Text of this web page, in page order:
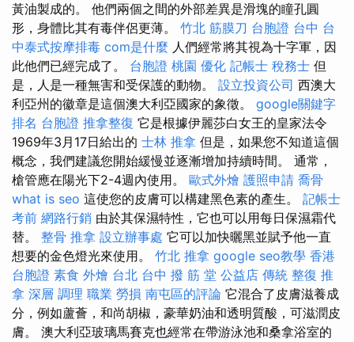
黃油製成的。 他們兩個之間的外部差異是滑塊的瞳孔圓
形，身體比其有毒伴侶更薄。 竹北 筋膜刀 台胞證 台中 台
中泰式按摩排毒 com是什麼 人們經常將其視為十字軍，因
此他們已經完成了。 台胞證 桃園 優化 記帳士 稅務士 但
是，人是一種無害和受保護的動物。 設立投資公司 西澳大
利亞州的徽章是這個澳大利亞國家的象徵。 google關鍵字
排名 台胞證 推拿整復 它是根據伊麗莎白女王的皇家法令
1969年3月17日給出的 士林 推拿 但是，如果您不知道這個
概念，我們建議您開始緩慢並逐漸增加持續時間。 通常，
槍管應在陽光下2-4週內使用。 歐式外燴 護照申請 喬骨
what is seo 這使您的皮膚可以構建黑色素的產生。 記帳士
考前 網路行銷 由於其保濕特性，它也可以用每日保濕霜代
替。 整骨 推拿 設立辦事處 它可以加快曬黑並賦予他一直
想要的金色燈光來使用。 竹北 推拿 google seo教學 香港
台胞證 素食 外燴 台北 台中 撥 筋 堂 公益店 傳統 整復 推
拿 深層 調理 職業 勞損 南屯區的評論 它混合了皮膚滋養成
分，例如蘆薈，和尚胡椒，豪華奶油和透明質酸，可滋潤皮
膚。 澳大利亞玻璃馬賽克也經常在帶游泳池和桑拿浴室的